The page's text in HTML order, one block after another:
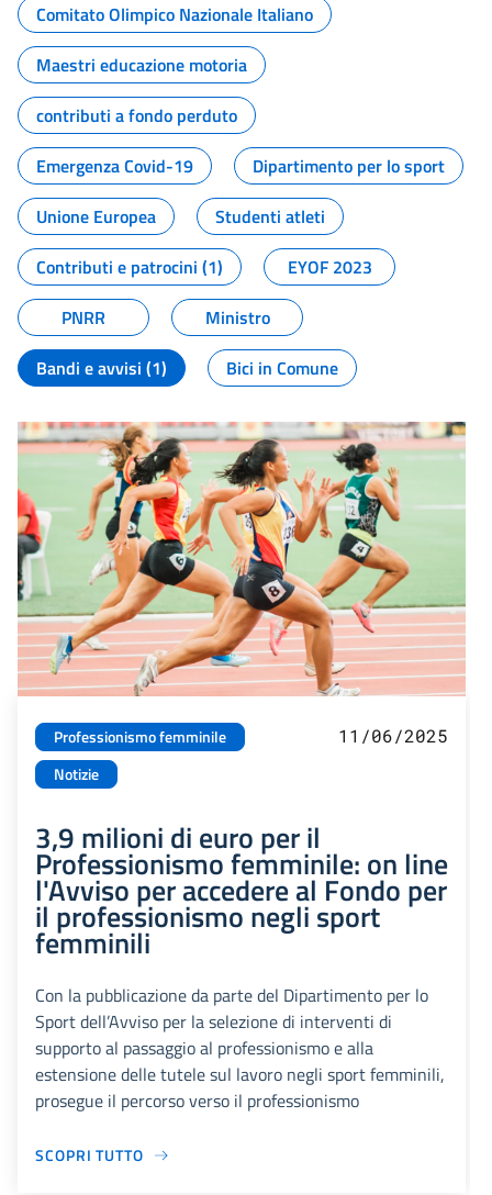
Comitato Olimpico Nazionale Italiano
Maestri educazione motoria
contributi a fondo perduto
Emergenza Covid-19
Dipartimento per lo sport
Unione Europea
Studenti atleti
Contributi e patrocini (1)
EYOF 2023
PNRR
Ministro
Bandi e avvisi (1)
Bici in Comune
Professionismo femminile
Notizie
11/06/2025
3,9 milioni di euro per il
Professionismo femminile: on line
l'Avviso per accedere al Fondo per
il professionismo negli sport
femminili
Con la pubblicazione da parte del Dipartimento per lo
Sport dell’Avviso per la selezione di interventi di
supporto al passaggio al professionismo e alla
estensione delle tutele sul lavoro negli sport femminili,
prosegue il percorso verso il professionismo
SCOPRI TUTTO